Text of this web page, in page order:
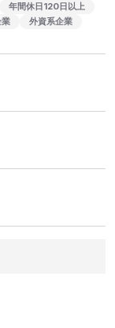
年間休日120日以上
外資系企業